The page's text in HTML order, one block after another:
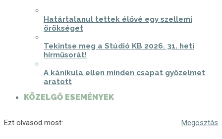
Határtalanul tettek élővé egy szellemi
örökséget
Tekintse meg a Stúdió KB 2026. 31. heti
hírműsorát!
A kánikula ellen minden csapat győzelmet
aratott
KÖZELGŐ ESEMÉNYEK
Ezt olvasod most: Megosztás